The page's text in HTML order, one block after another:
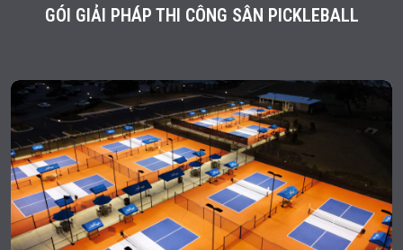
GÓI GIẢI PHÁP THI CÔNG SÂN PICKLEBALL